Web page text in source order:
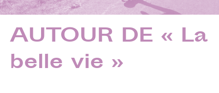
AUTOUR DE « La
belle vie »